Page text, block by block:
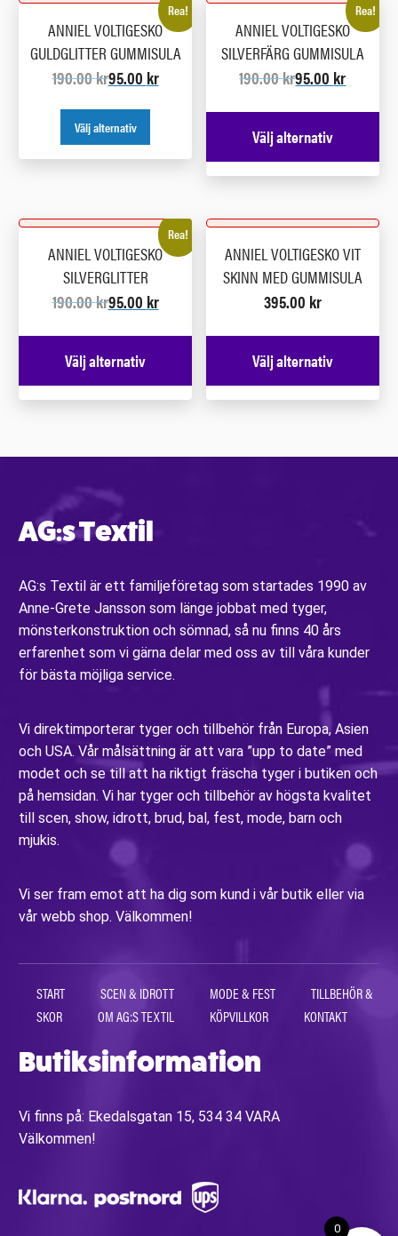
Rea!
ANNIEL VOLTIGESKO
GULDGLITTER GUMMISULA
190.00kr95.00 kr
Välj alternativ
Rea!
ANNIEL VOLTIGESKO
SILVERFÄRG GUMMISULA
190.00kr95.00 kr
Välj alternativ
Rea!
ANNIEL VOLTIGESKO
SILVERGLITTER
190.00kr95.00 kr
Välj alternativ
ANNIEL VOLTIGESKO VIT
SKINN MED GUMMISULA
395.00 kr
Välj alternativ
AG:s Textil
AG:s Textil är ett familjeföretag som startades 1990 av
Anne-Grete Jansson som länge jobbat med tyger,
mönsterkonstruktion och sömnad, så nu finns 40 års
erfarenhet som vi gärna delar med oss av till våra kunder
för bästa möjliga service.
Vi direktimporterar tyger och tillbehör från Europa, Asien
och USA. Vår målsättning är att vara ”upp to date” med
modet och se till att ha riktigt fräscha tyger i butiken och
på hemsidan. Vi har tyger och tillbehör av högsta kvalitet
till scen, show, idrott, brud, bal, fest, mode, barn och
mjukis.
Vi ser fram emot att ha dig som kund i vår butik eller via
vår webb shop. Välkommen!
START SCEN & IDROTT MODE & FEST
TILLBEHÖR &
SKOR
OM AG:S TEXTIL KÖPVILLKOR KONTAKT
Butiksinformation
Vi finns på: Ekedalsgatan 15, 534 34 VARA
Välkommen!
0